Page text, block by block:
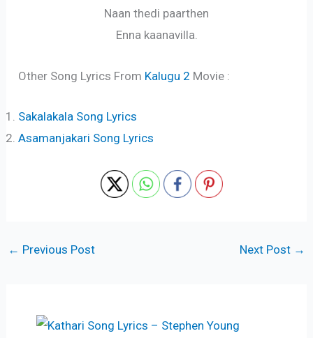
Naan thedi paarthen
Enna kaanavilla.
Other Song Lyrics From Kalugu 2 Movie :
Sakalakala Song Lyrics
Asamanjakari Song Lyrics
← Previous Post Next Post →